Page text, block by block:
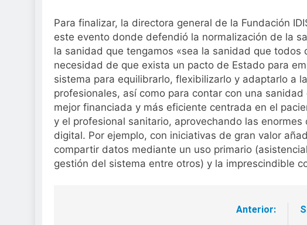
Para finalizar, la directora general de la Fundación
este evento donde defendió la normalización de la
la sanidad que tengamos «sea la sanidad que todos
necesidad de que exista un pacto de Estado para
sistema para equilibrarlo, flexibilizarlo y adaptarlo a
profesionales, así como para contar con una
mejor financiada y más eficiente centrada en el
y el profesional sanitario, aprovechando las
digital. Por ejemplo, con iniciativas de gran valor
compartir datos mediante un uso primario
gestión del sistema entre otros) y la imprescindible
Anterior: